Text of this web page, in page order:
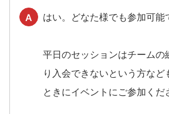
A はい。どなた様でも参加可能
平日のセッションはチームの
り入会できないという方など
ときにイベントにご参加くだ